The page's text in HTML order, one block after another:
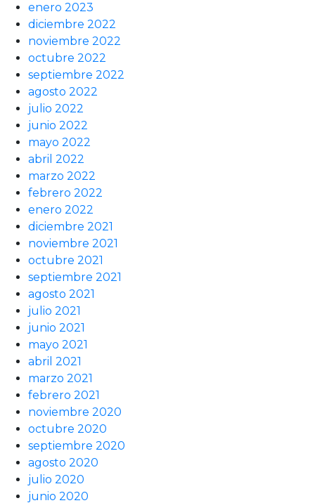
enero 2023
diciembre 2022
noviembre 2022
octubre 2022
septiembre 2022
agosto 2022
julio 2022
junio 2022
mayo 2022
abril 2022
marzo 2022
febrero 2022
enero 2022
diciembre 2021
noviembre 2021
octubre 2021
septiembre 2021
agosto 2021
julio 2021
junio 2021
mayo 2021
abril 2021
marzo 2021
febrero 2021
noviembre 2020
octubre 2020
septiembre 2020
agosto 2020
julio 2020
junio 2020